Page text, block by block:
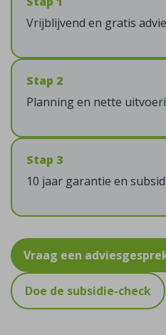
Vrijblijvend en gratis
Stap 2
Planning en nette
Stap 3
10 jaar garantie en
Vraag een
Doe de subsidie-check